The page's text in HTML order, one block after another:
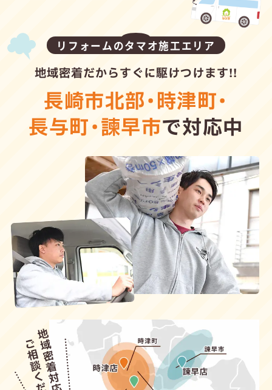
リフォームのタマオ施工エリア
地域密着だからすぐに駆けつけます!!
長崎市北部・時津町・
長与町・諫早市で対応中